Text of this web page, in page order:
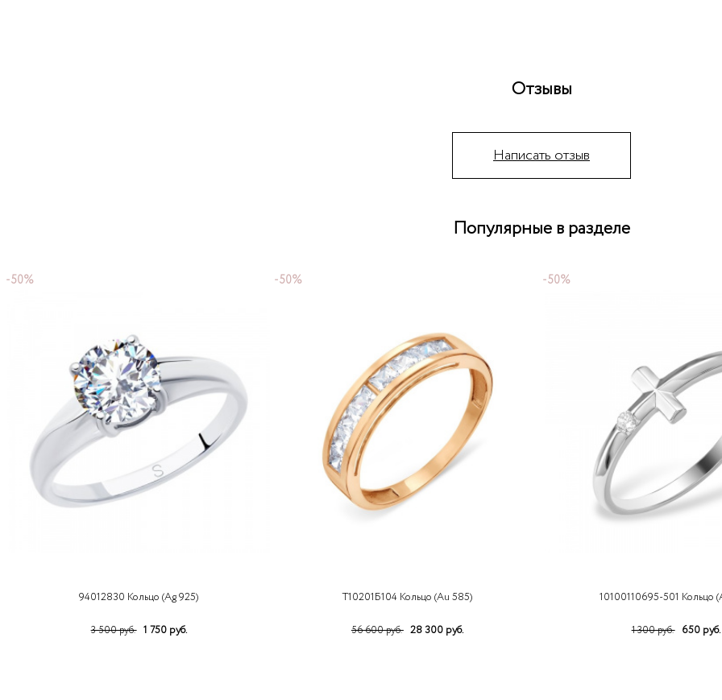
Отзывы
Написать отзыв
Популярные в разделе
-50%
94012830 Кольцо (Ag 925)
3 500 руб. 1 750 руб.
-50%
Т10201Б104 Кольцо (Au 585)
56 600 руб. 28 300 руб.
-50%
10100110695-501 Кольцо
1 300 руб. 650 руб.